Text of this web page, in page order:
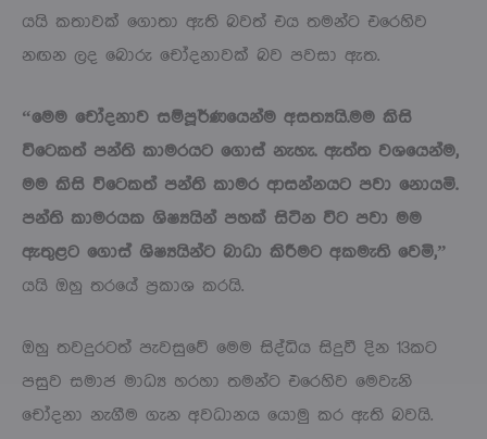
යයි කතාවක් ගොතා ඇති බවත් එය තමන්ට එරෙහිව
නඟන ලද බොරු චෝදනාවක් බව පවසා ඇත.
“මෙම චෝදනාව සම්පූර්ණයෙන්ම අසත්‍යයි.මම කිසි
විටෙකත් පන්ති කාමරයට ගොස් නැහැ. ඇත්ත වශයෙන්ම,
මම කිසි විටෙකත් පන්ති කාමර ආසන්නයට පවා නොයමි.
පන්ති කාමරයක ශිෂ්‍යයින් පහක් සිටින විට පවා මම
ඇතුළට ගොස් ශිෂ්‍යයින්ට බාධා කිරීමට අකමැති වෙමි,”
යයි ඔහු තරයේ ප්‍රකාශ කරයි.
ඔහු තවදුරටත් පැවසුවේ මෙම සිද්ධිය සිදුවී දින 13කට
පසුව සමාජ මාධ්‍ය හරහා තමන්ට එරෙහිව මෙවැනි
චෝදනා නැගීම ගැන අවධානය යොමු කර ඇති බවයි.